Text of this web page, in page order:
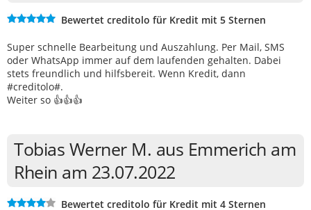
Bewertet creditolo für Kredit mit 5 Sternen
Super schnelle Bearbeitung und Auszahlung. Per Mail, SMS
oder WhatsApp immer auf dem laufenden gehalten. Dabei
stets freundlich und hilfsbereit. Wenn Kredit, dann
#creditolo#.
Weiter so 👍👍👍
Tobias Werner M. aus Emmerich am
Rhein am 23.07.2022
Bewertet creditolo für Kredit mit 4 Sternen